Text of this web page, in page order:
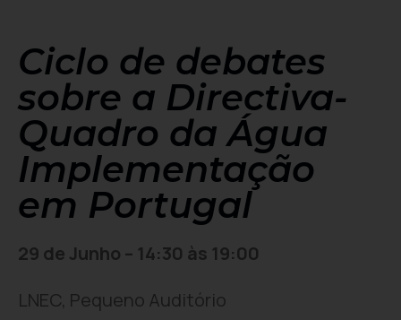
Ciclo de debates
sobre a Directiva-
Quadro da Água
Implementação
em Portugal
29 de Junho – 14:30 às 19:00
LNEC, Pequeno Auditório